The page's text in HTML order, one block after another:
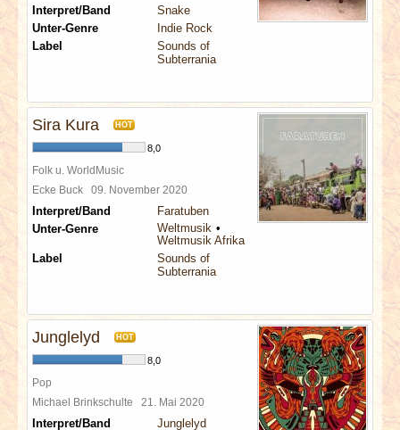
Interpret/Band
Snake
Unter-Genre
Indie Rock
Label
Sounds of
Subterrania
Sira Kura HOT
8,0
Folk u. WorldMusic
Ecke Buck 09. November 2020
Interpret/Band
Faratuben
Unter-Genre
Weltmusik
Weltmusik Afrika
Label
Sounds of
Subterrania
Junglelyd HOT
8,0
Pop
Michael Brinkschulte 21. Mai 2020
Interpret/Band Junglelyd